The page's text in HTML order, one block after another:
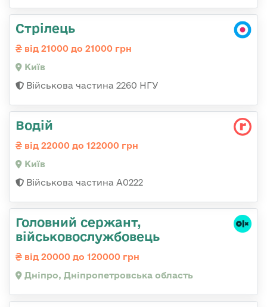
Стрілець
від 21000 до 21000 грн
Київ
Військова частина 2260 НГУ
Водій
від 22000 до 122000 грн
Київ
Військова частина А0222
Головний сержант,
військовослужбовець
від 20000 до 120000 грн
Дніпро, Дніпропетровська область